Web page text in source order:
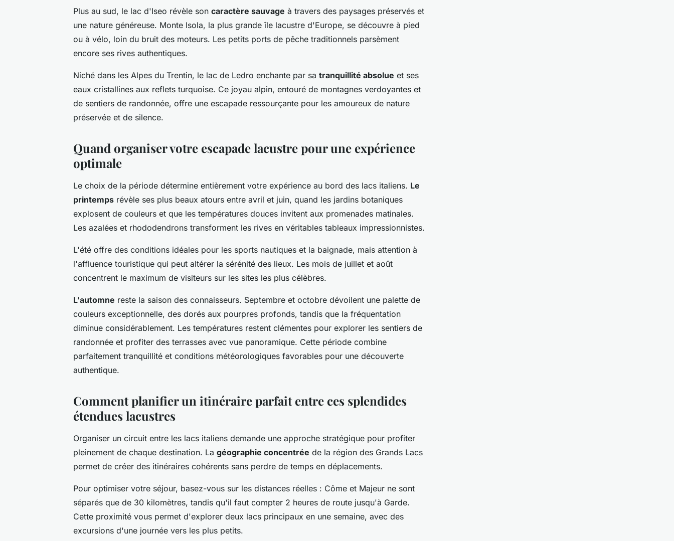
Plus au sud, le lac d'Iseo révèle son caractère sauvage à travers des paysages préservés et
une nature généreuse. Monte Isola, la plus grande île lacustre d'Europe, se découvre à pied
ou à vélo, loin du bruit des moteurs. Les petits ports de pêche traditionnels parsèment
encore ses rives authentiques.
Niché dans les Alpes du Trentin, le lac de Ledro enchante par sa tranquillité absolue et ses
eaux cristallines aux reflets turquoise. Ce joyau alpin, entouré de montagnes verdoyantes et
de sentiers de randonnée, offre une escapade ressourçante pour les amoureux de nature
préservée et de silence.
Quand organiser votre escapade lacustre pour une expérience
optimale
Le choix de la période détermine entièrement votre expérience au bord des lacs italiens. Le
printemps révèle ses plus beaux atours entre avril et juin, quand les jardins botaniques
explosent de couleurs et que les températures douces invitent aux promenades matinales.
Les azalées et rhododendrons transforment les rives en véritables tableaux impressionnistes.
L'été offre des conditions idéales pour les sports nautiques et la baignade, mais attention à
l'affluence touristique qui peut altérer la sérénité des lieux. Les mois de juillet et août
concentrent le maximum de visiteurs sur les sites les plus célèbres.
L'automne reste la saison des connaisseurs. Septembre et octobre dévoilent une palette de
couleurs exceptionnelle, des dorés aux pourpres profonds, tandis que la fréquentation
diminue considérablement. Les températures restent clémentes pour explorer les sentiers de
randonnée et profiter des terrasses avec vue panoramique. Cette période combine
parfaitement tranquillité et conditions météorologiques favorables pour une découverte
authentique.
Comment planifier un itinéraire parfait entre ces splendides
étendues lacustres
Organiser un circuit entre les lacs italiens demande une approche stratégique pour profiter
pleinement de chaque destination. La géographie concentrée de la région des Grands Lacs
permet de créer des itinéraires cohérents sans perdre de temps en déplacements.
Pour optimiser votre séjour, basez-vous sur les distances réelles : Côme et Majeur ne sont
séparés que de 30 kilomètres, tandis qu'il faut compter 2 heures de route jusqu'à Garde.
Cette proximité vous permet d'explorer deux lacs principaux en une semaine, avec des
excursions d'une journée vers les plus petits.